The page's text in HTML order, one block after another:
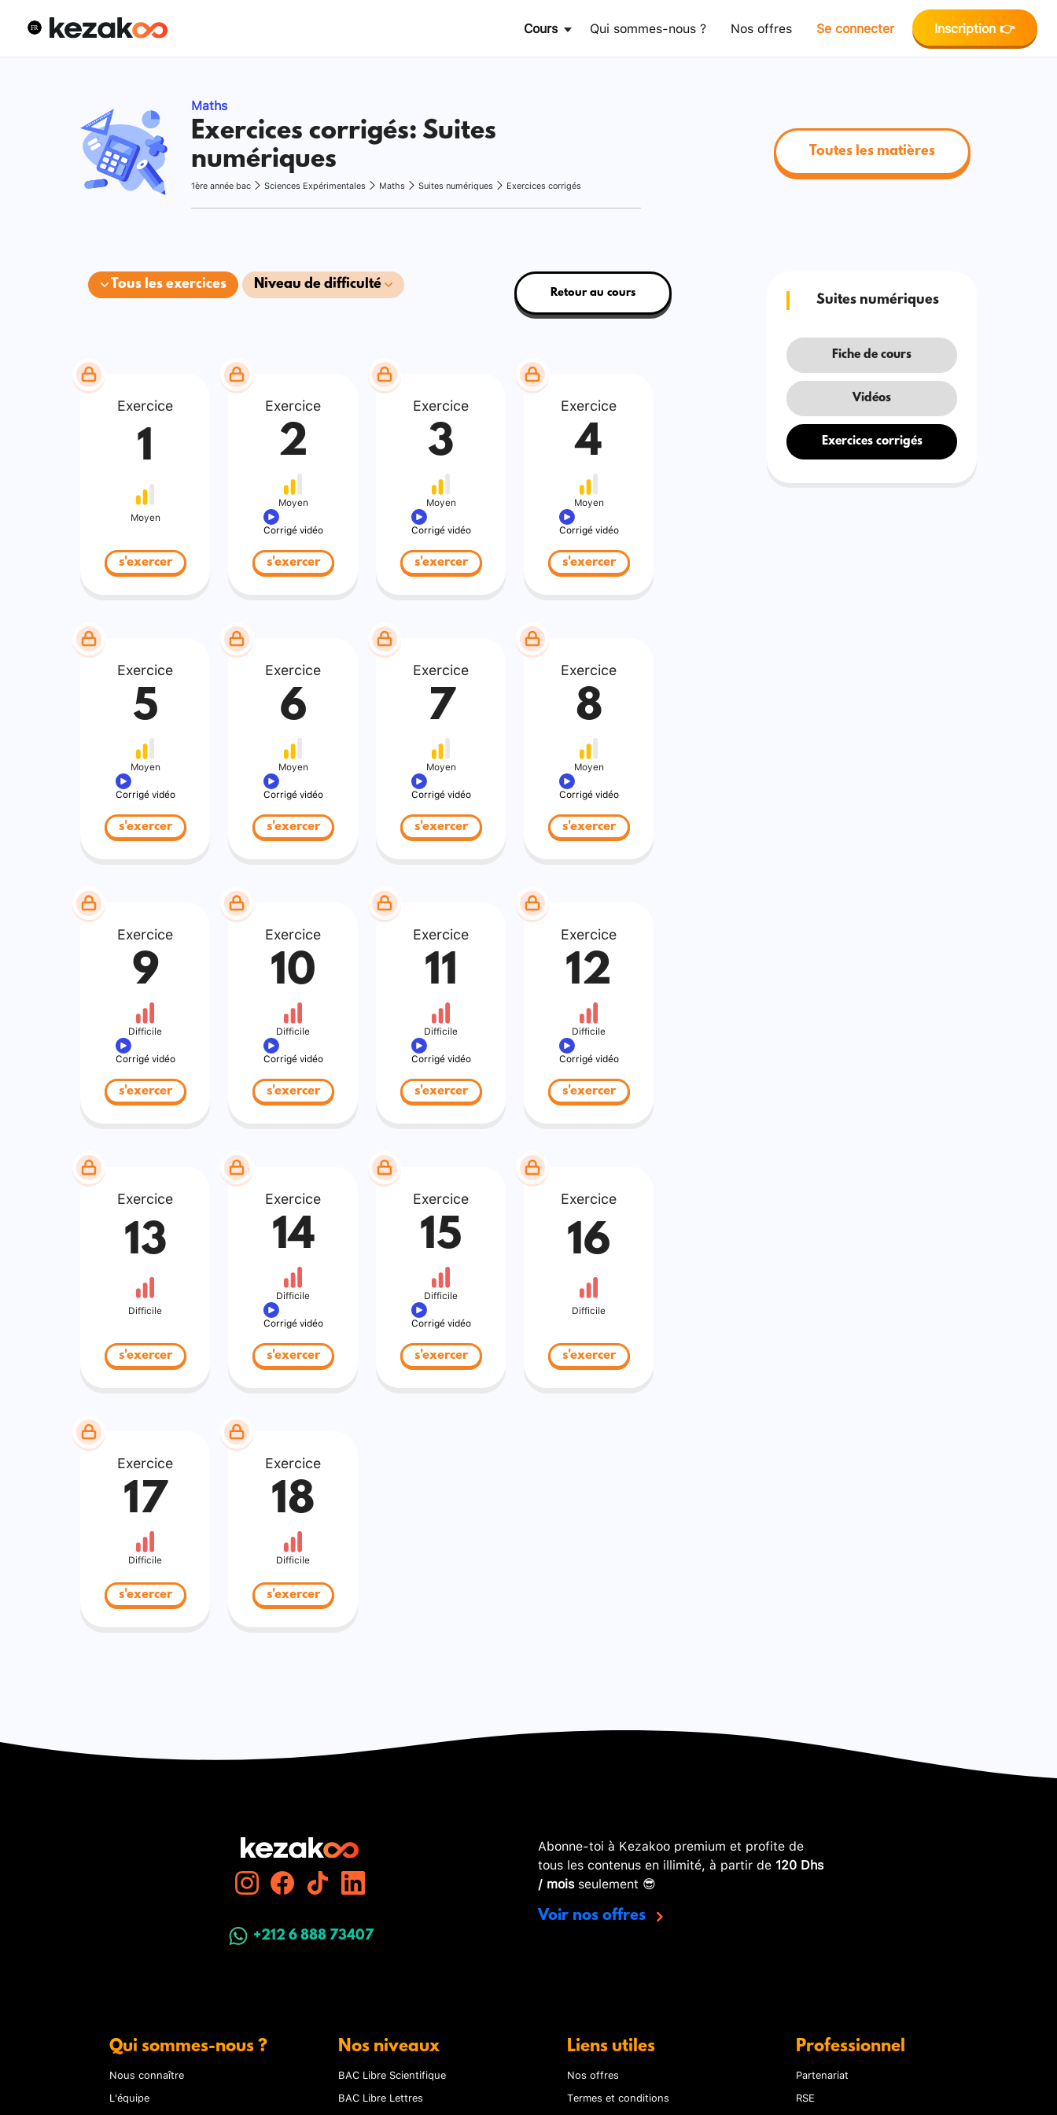
Cours Qui sommes-nous ? Nos offres Se connecter Inscription 👉
Maths
Exercices corrigés: Suites
numériques
1ère année bac Sciences Expérimentales Maths Suites numériques Exercices corrigés
Toutes les matières
Tous les exercices Niveau de difficulté
Retour au cours
Exercice
1
Moyen
s'exercer
Exercice
2
Moyen
Corrigé vidéo
s'exercer
Exercice
3
Moyen
Corrigé vidéo
s'exercer
Exercice
4
Moyen
Corrigé vidéo
s'exercer
Exercice
5
Moyen
Corrigé vidéo
s'exercer
Exercice
6
Moyen
Corrigé vidéo
s'exercer
Exercice
7
Moyen
Corrigé vidéo
s'exercer
Exercice
8
Moyen
Corrigé vidéo
s'exercer
Exercice
9
Difficile
Corrigé vidéo
s'exercer
Exercice
10
Difficile
Corrigé vidéo
s'exercer
Exercice
11
Difficile
Corrigé vidéo
s'exercer
Exercice
12
Difficile
Corrigé vidéo
s'exercer
Exercice
13
Difficile
s'exercer
Exercice
14
Difficile
Corrigé vidéo
s'exercer
Exercice
15
Difficile
Corrigé vidéo
s'exercer
Exercice
16
Difficile
s'exercer
Exercice
17
Difficile
s'exercer
Exercice
18
Difficile
s'exercer
Suites numériques
Fiche de cours
Vidéos
Exercices corrigés
+212 6 888 73407
Abonne-toi à Kezakoo premium et profite de
tous les contenus en illimité, à partir de 120 Dhs
/ moisseulement 😎
Voir nos offres
Qui sommes-nous ?
Nous connaître
L'équipe
Nos niveaux
BAC Libre Scientifique
BAC Libre Lettres
Liens utiles
Nos offres
Termes et conditions
Professionnel
Partenariat
RSE